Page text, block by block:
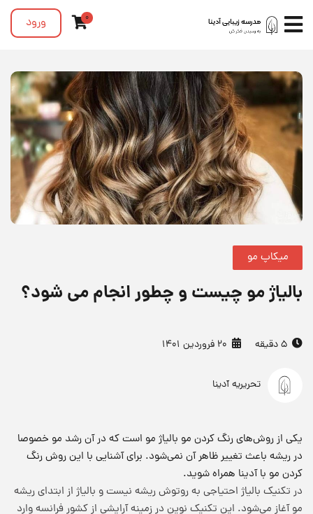
0 ورود
میکاپ مو
بالیاژ مو چیست و چطور انجام می شود؟
تحریریه آدینا
یکی از روش‌های رنگ کردن مو بالیاژ مو است که در آن رشد مو خصوصا
در ریشه باعث تغییر ظاهر آن نمی‌شود. برای آشنایی با این روش رنگ
کردن مو با آدینا همراه شوید.
در تکنیک بالیاژ احتیاجی به روتوش ریشه نیست و بالیاژ از ابتدای ریشه
مو آغاز می‌شود. این تکنیک نوین در زمینه آرایشی از کشور فرانسه وارد